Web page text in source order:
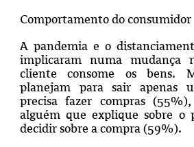
Comportamento do consumidor
A pandemia e o
implicaram numa mudança
cliente consome os bens.
planejam para sair apenas
precisa fazer compras
alguém que explique sobre o
decidir sobre a compra (59%).